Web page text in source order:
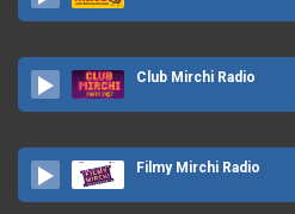
Club Mirchi Radio
Filmy Mirchi Radio